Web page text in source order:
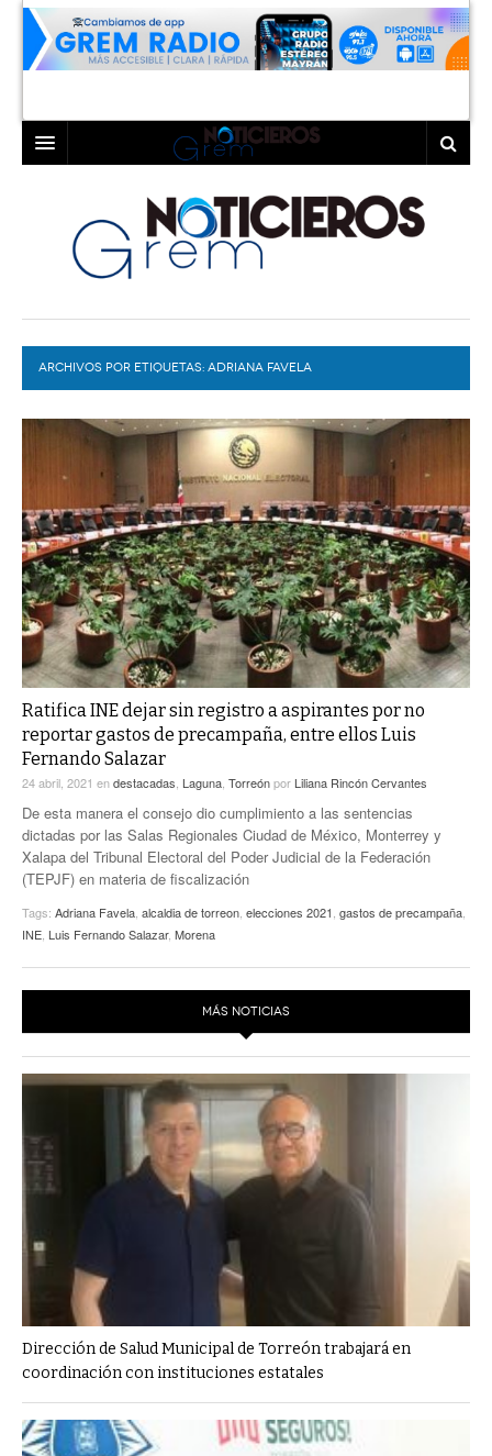
LAGUNA
TORREÓN
GÓMEZ PALACIO
LERDO
COAHUILA
DURANGO
DEPORTES
EL EXACTO
EXA INFORMA
GLOBO
CONTEXTOS
TRAYECTO LAGUNA
A MEDIA MAÑANA
A TODA LEY
ENTRE LAGUNEROS
DIÁLOGOS CON LA HISTORIA
TWEETS AND BEATS
LA MEJOR 97.1 ESTÉREO GALLITO
PULSO
LA MEJOR INFORMACIÓN
PC29
ACTUALIDADES GREM
ARCHIVOS POR ETIQUETAS: ADRIANA FAVELA
Ratifica INE dejar sin registro a aspirantes por no
reportar gastos de precampaña, entre ellos Luis
Fernando Salazar
24 abril, 2021 endestacadas Laguna Torreónpor Liliana Rincón Cervantes
De esta manera el consejo dio cumplimiento a las sentencias
dictadas por las Salas Regionales Ciudad de México, Monterrey y
Xalapa del Tribunal Electoral del Poder Judicial de la Federación
(TEPJF) en materia de fiscalización
Tags: Adriana Favela alcaldia de torreon elecciones 2021 gastos de precampaña
INE Luis Fernando Salazar, Morena
MÁS NOTICIAS
Dirección de Salud Municipal de Torreón trabajará en
coordinación con instituciones estatales